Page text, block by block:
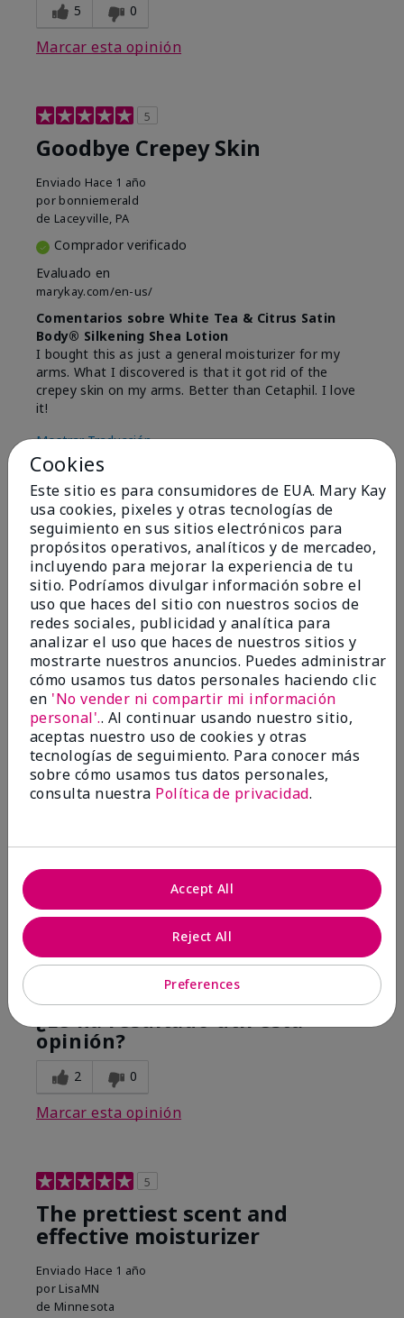
5 0
Marcar esta opinión
5
Goodbye Crepey Skin
Enviado Hace 1 año
por bonniemerald
de Laceyville, PA
Comprador verificado
Evaluado en
marykay.com/en-us/
Comentarios sobre White Tea & Citrus Satin
Body® Silkening Shea Lotion
I bought this as just a general moisturizer for my
arms. What I discovered is that it got rid of the
crepey skin on my arms. Better than Cetaphil. I love
it!
Mostrar Traducción
Conclusión
¿Le ha resultado útil esta
opinión?
4 0
Marcar esta opinión
5
Silkening Shea Lotion
Enviado Hace 1 año
por Marena
deGreenwood
Comprador verificado
Comentarios sobre White Tea & Citrus Satin
Body® Silkening Shea Lotion
I bought this for my girlfriend and she loves it as
much as I do!
Mostrar Traducción
Sí, recomendaría a un amigo
¿Le ha resultado útil esta
opinión?
2 0
Marcar esta opinión
5
The prettiest scent and
effective moisturizer
Enviado Hace 1 año
por LisaMN
de Minnesota
Cookies
Este sitio es para consumidores de EUA. Mary Kay
usa cookies, pixeles y otras tecnologías de
seguimiento en sus sitios electrónicos para
propósitos operativos, analíticos y de mercadeo,
incluyendo para mejorar la experiencia de tu
sitio. Podríamos divulgar información sobre el
uso que haces del sitio con nuestros socios de
redes sociales, publicidad y analítica para
analizar el uso que haces de nuestros sitios y
mostrarte nuestros anuncios. Puedes administrar
cómo usamos tus datos personales haciendo clic
en 'No vender ni compartir mi información
personal'.. Al continuar usando nuestro sitio,
aceptas nuestro uso de cookies y otras
tecnologías de seguimiento. Para conocer más
sobre cómo usamos tus datos personales,
consulta nuestra Política de privacidad.
Preferences
Reject All
Accept All